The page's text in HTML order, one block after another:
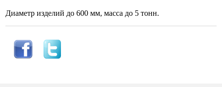
Диаметр изделий до 600 мм, масса до 5 тонн.